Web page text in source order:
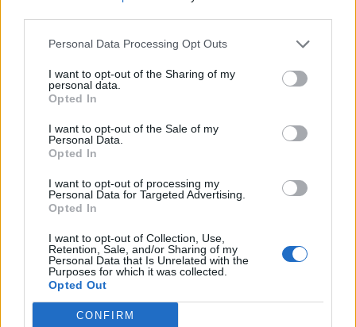
Personal Data Processing Opt Outs
I want to opt-out of the Sharing of my
personal data.
Opted In
I want to opt-out of the Sale of my
Personal Data.
Opted In
I want to opt-out of processing my
Personal Data for Targeted Advertising.
Opted In
I want to opt-out of Collection, Use,
Retention, Sale, and/or Sharing of my
Personal Data that Is Unrelated with the
Purposes for which it was collected.
Opted Out
CONFIRM
Noite Branca já soma 44 mil euros
7/08/2026